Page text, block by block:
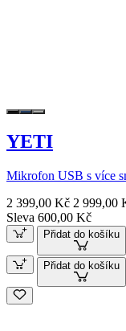
YETI
Mikrofon USB s více
2 399,00 Kč 2 999,00
Sleva 600,00 Kč
Přidat do košíku
Přidat do košíku